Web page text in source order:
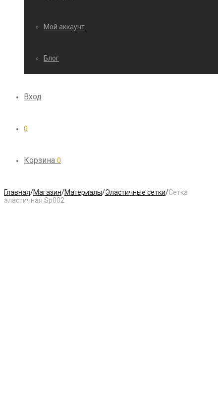
Мой аккаунт
Блог
Вход
0
Корзина 0
Главная/Магазин/Материалы/Эластичные сетки/Сетка
эластичная Sp002